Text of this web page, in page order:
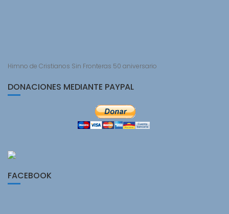
Himno de Cristianos Sin Fronteras 50 aniversario
DONACIONES MEDIANTE PAYPAL
FACEBOOK